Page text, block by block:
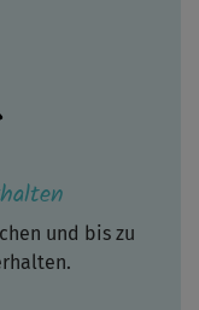
und bis zu